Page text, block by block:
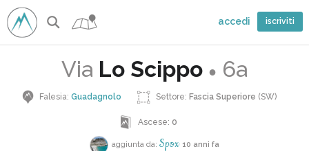
accedi iscriviti
Via Lo Scippo ● 6a
Falesia: Guadagnolo Settore: Fascia Superiore (SW)
Ascese:0
aggiunta da: Spox 10 anni fa